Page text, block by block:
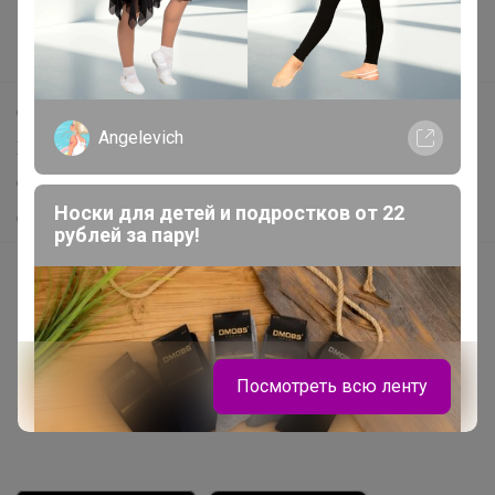
Новости
Поддержка альпак
Самое выгодное
Хиты продаж
Самое желанное
Самое быстрое
Начать зарабатывать с 24-ok
Picabox.ru - Лучшее место для ваших изображений
Розыгрыш - Генератор случайных чисел
Пульс нашего маркетплейса
Укорачиватель ссылок
Angelevich
Носки для детей и подростков от 22
рублей за пару!
Посмотреть всю ленту